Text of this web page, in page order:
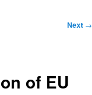
Next →
of EU